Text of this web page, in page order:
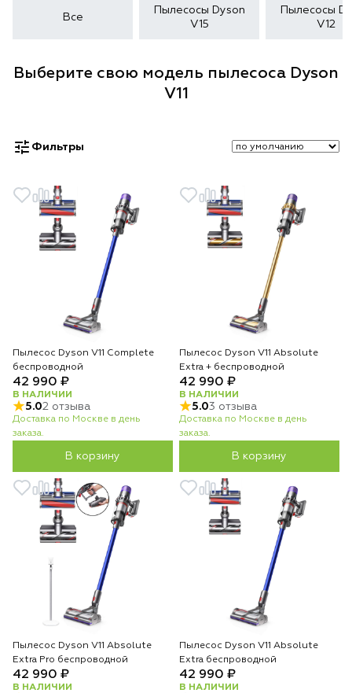
Все
Пылесосы Dyson
V15
Пылесосы
V12
Выберите свою модель пылесоса Dyson
V11
Фильтры
Пылесос Dyson V11 Complete
беспроводной
42 990 ₽
В НАЛИЧИИ
5.02 отзыва
Доставка по Москве в день
заказа.
В корзину
Пылесос Dyson V11 Absolute
Extra + беспроводной
42 990 ₽
В НАЛИЧИИ
5.03 отзыва
Доставка по Москве в день
заказа.
В корзину
Пылесос Dyson V11 Absolute
Extra Pro беспроводной
42 990 ₽
В НАЛИЧИИ
Пылесос Dyson V11 Absolute
Extra беспроводной
42 990 ₽
В НАЛИЧИИ